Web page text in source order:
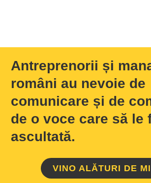
Antreprenorii și
români au nevoie de
comunicare și de
de o voce care să le
ascultată.
VINO ALĂTURI DE